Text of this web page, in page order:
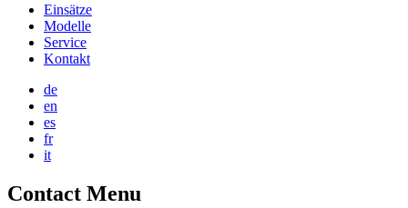
Einsätze
Modelle
Service
Kontakt
de
en
es
fr
it
Contact Menu